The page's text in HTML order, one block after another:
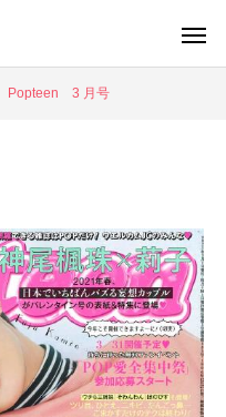
Popteen 3 月号